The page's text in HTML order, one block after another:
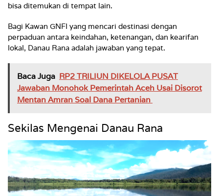
bisa ditemukan di tempat lain.
Bagi Kawan GNFI yang mencari destinasi dengan
perpaduan antara keindahan, ketenangan, dan kearifan
lokal, Danau Rana adalah jawaban yang tepat.
Baca Juga RP2 TRILIUN DIKELOLA PUSAT
Jawaban Monohok Pemerintah Aceh Usai Disorot
Mentan Amran Soal Dana Pertanian
Sekilas Mengenai Danau Rana